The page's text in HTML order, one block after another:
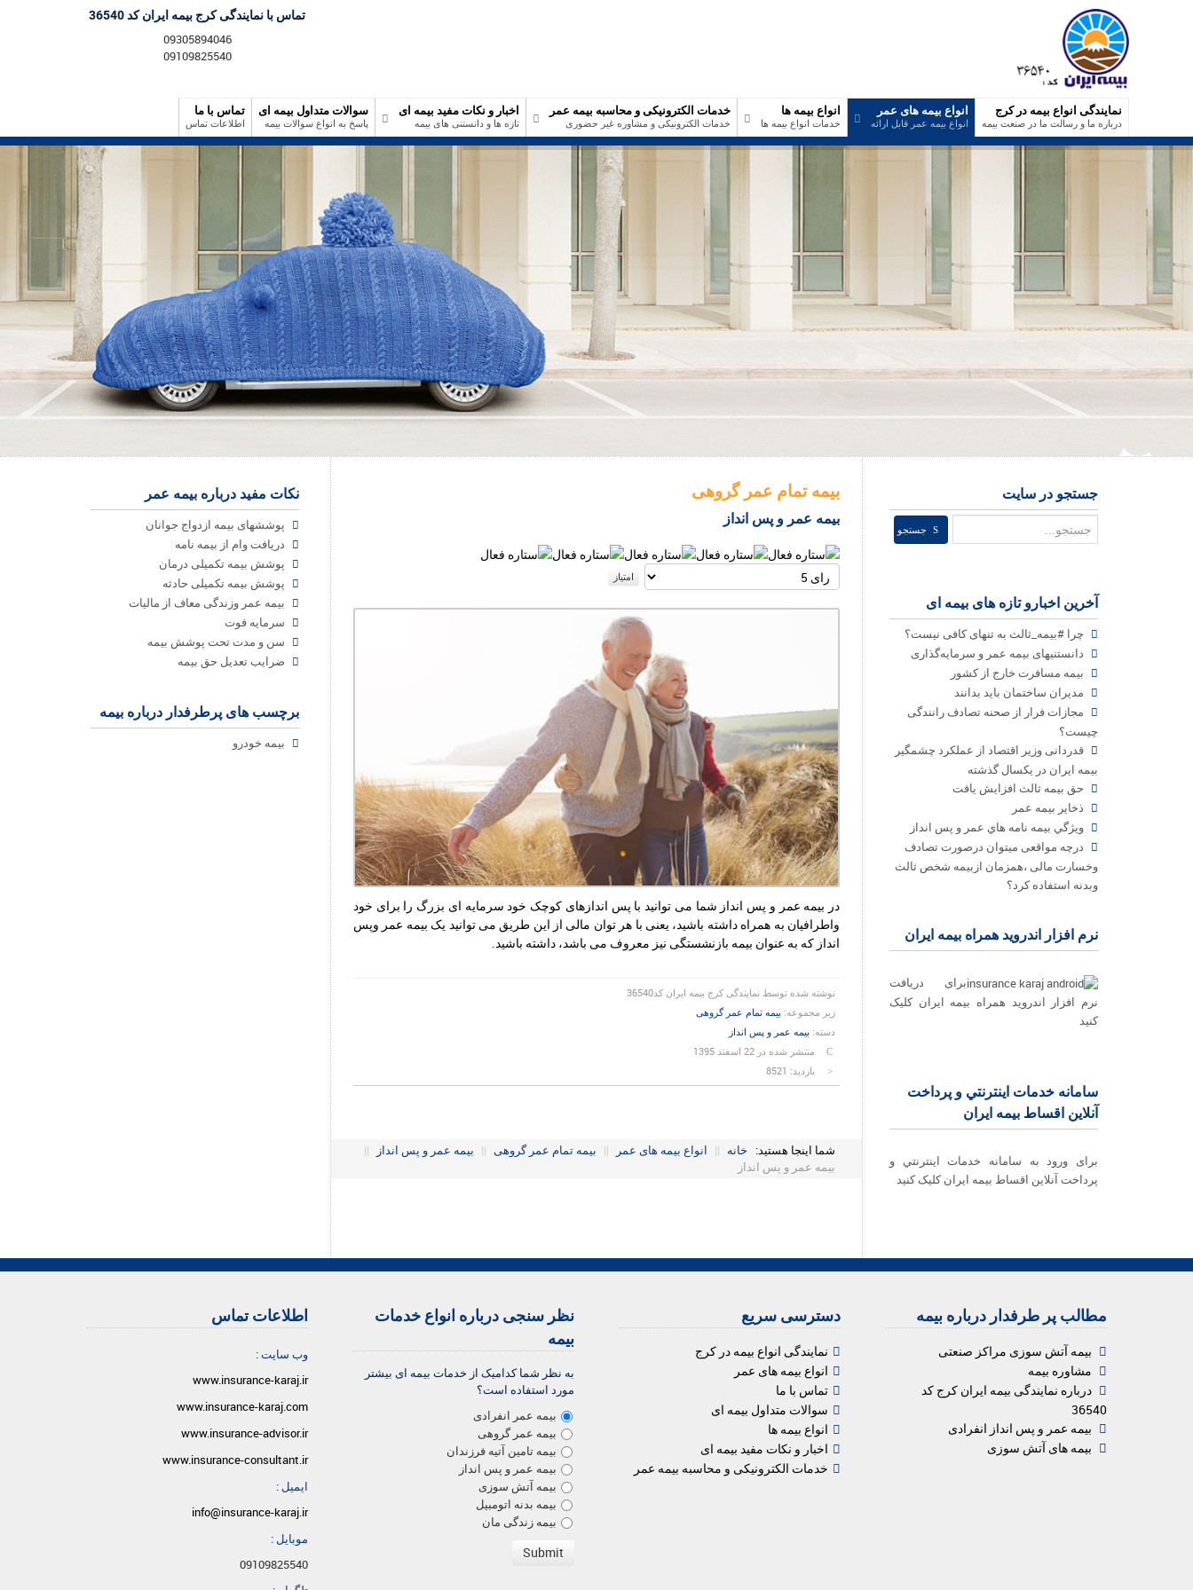
تماس با نمایندگی کرج بیمه ایران کد 36540
09305894046
09109825540
نمایندگی انواع بیمه در کرج
درباره ما و رسالت ما در صنعت بیمه
انواع بیمه های عمر
انواع بیمه عمر قابل ارائه
انواع بیمه ها
خدمات انواع بیمه ها
خدمات الکترونیکی و محاسبه بیمه عمر
خدمات الکترونیکی و مشاوره غیر حضوری
اخبار و نکات مفید بیمه ای
تازه ها و دانستنی های بیمه
سوالات متداول بیمه ای
پاسخ به انواع سوالات بیمه
تماس با ما
اطلاعات تماس
جستجو در سایت
جستجوجستجو
آخرین اخبارو تازه های بیمه ای
چرا #بیمه_ثالث به تنهای کافی نیست؟
دانستنیهای بیمه عمر و سرمایه‌گذاری
بیمه مسافرت خارج از کشور
مدیران ساختمان باید بدانند
مجازات فرار از صحنه تصادف رانندگی
چیست؟
قدردانی وزیر اقتصاد از عملکرد چشمگیر
بیمه ایران در یکسال گذشته
حق بیمه ثالث افزایش یافت
ذخاير بيمه عمر
ويژگي بيمه نامه هاي عمر و پس انداز
درچه مواقعی میتوان درصورت تصادف
وخسارت مالی ،همزمان ازبیمه شخص ثالث
وبدنه استفاده کرد؟
نرم افزار اندروید همراه بیمه ایران
برای دریافت
نرم افزار اندروید همراه بیمه ایران کلیک
کنید
سامانه خدمات اينترنتي و پرداخت
آنلاین اقساط بيمه ايران
برای ورود به سامانه خدمات اينترنتي و
پرداخت آنلاین اقساط بيمه ايران کلیک کنید
بیمه تمام عمر گروهی
بیمه عمر و پس انداز
امتیاز
کاربران
لطفا
رای
دهید
در بیمه عمر و پس انداز شما می توانید با پس اندازهای کوچک خود سرمایه ای بزرگ را برای خود
واطرافیان به همراه داشته باشید، یعنی با هر توان مالی از این طریق می توانید یک بیمه عمر وپس
انداز که به عنوان بیمه بازنشستگی نیز معروف می باشد، داشته باشید.
نوشته شده توسط نمایندگی کرج بیمه ایران کد36540
زیر مجموعه: بیمه تمام عمر گروهی
دسته: بیمه عمر و پس انداز
منتشر شده در 22 اسفند 1395
بازدید: 8521
شما اینجا هستید: خانه || انواع بیمه های عمر || بیمه تمام عمر گروهی || بیمه عمر و پس انداز
||
بیمه عمر و پس انداز
نکات مفید درباره بیمه عمر
پوششهای بیمه ازدواج جوانان
دریافت وام از بیمه نامه
پوشش بیمه تکمیلی درمان
پوشش بیمه تکمیلی حادثه
بیمه عمر وزندگی معاف از مالیات
سرمایه فوت
سن و مدت تحت پوشش بیمه
ضرایب تعدیل حق بیمه
برچسب های پرطرفدار درباره بیمه
بیمه خودرو
مطالب پر طرفدار درباره بیمه
بیمه آتش سوزی مراکز صنعتی
مشاوره بیمه
درباره نمایندگی بیمه ایران کرج کد
36540
بیمه عمر و پس انداز انفرادی
بیمه های آتش سوزی
دسترسی سریع
نمایندگی انواع بیمه در کرج
انواع بیمه های عمر
تماس با ما
سوالات متداول بیمه ای
انواع بیمه ها
اخبار و نکات مفید بیمه ای
خدمات الکترونیکی و محاسبه بیمه عمر
نظر سنجی درباره انواع خدمات
بیمه
به نظر شما کدامیک از خدمات بیمه ای بیشتر
مورد استفاده است؟
بیمه عمر انفرادی
بیمه عمر گروهی
بیمه تامین آتیه فرزندان
بیمه عمر و پس انداز
بیمه آتش سوزی
بیمه بدنه اتومبیل
بیمه زندگی مان
اطلاعات تماس
وب سایت :
www.insurance-karaj.ir
www.insurance-karaj.com
www.insurance-advisor.ir
www.insurance-consultant.ir
ایمیل :
info@insurance-karaj.ir
موبایل :
09109825540